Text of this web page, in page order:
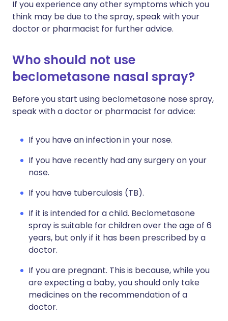
If you experience any other symptoms which you
think may be due to the spray, speak with your
doctor or pharmacist for further advice.
Who should not use
beclometasone nasal spray?
Before you start using beclometasone nose spray,
speak with a doctor or pharmacist for advice:
If you have an infection in your nose.
If you have recently had any surgery on your
nose.
If you have tuberculosis (TB).
If it is intended for a child. Beclometasone
spray is suitable for children over the age of 6
years, but only if it has been prescribed by a
doctor.
If you are pregnant. This is because, while you
are expecting a baby, you should only take
medicines on the recommendation of a
doctor.